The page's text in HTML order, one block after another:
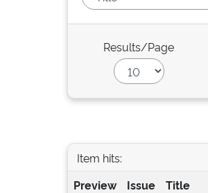
Results/Page
Item hits:
Preview
Issue
Title